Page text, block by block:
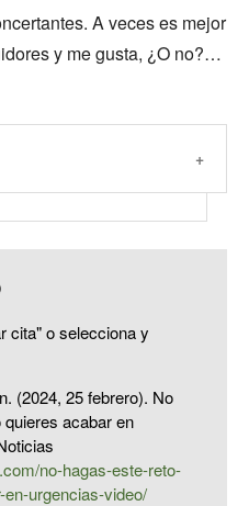
A veces es mejor
y me gusta, ¿O no?…
cita" o selecciona y
(2024, 25 febrero). No
acabar en
no-hagas-este-reto-
urgencias-video/